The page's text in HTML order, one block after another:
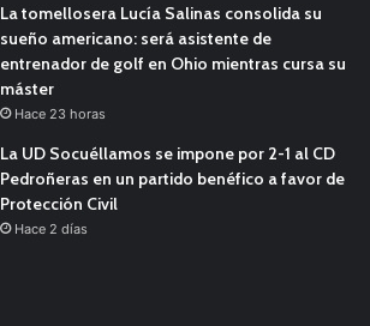
La tomellosera Lucía Salinas consolida su
sueño americano: será asistente de
entrenador de golf en Ohio mientras cursa su
máster
Hace 23 horas
La UD Socuéllamos se impone por 2-1 al CD
Pedroñeras en un partido benéfico a favor de
Protección Civil
Hace 2 días